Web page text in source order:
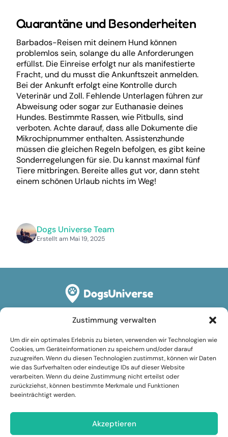
Zustimmung verwalten
Um dir ein optimales Erlebnis zu bieten, verwenden wir Technologien wie
Cookies, um Geräteinformationen zu speichern und/oder darauf
zuzugreifen. Wenn du diesen Technologien zustimmst, können wir Daten
wie das Surfverhalten oder eindeutige IDs auf dieser Website
verarbeiten. Wenn du deine Zustimmung nicht erteilst oder
zurückziehst, können bestimmte Merkmale und Funktionen
beeinträchtigt werden.
Akzeptieren
Dogs Universe Team
Erstellt am Mai 19, 2025
Quarantäne und Besonderheiten
Barbados-Reisen mit deinem Hund können
problemlos sein, solange du alle Anforderungen
erfüllst. Die Einreise erfolgt nur als manifestierte
Fracht, und du musst die Ankunftszeit anmelden.
Bei der Ankunft erfolgt eine Kontrolle durch
Veterinär und Zoll. Fehlende Unterlagen führen zur
Abweisung oder sogar zur Euthanasie deines
Hundes. Bestimmte Rassen, wie Pitbulls, sind
verboten. Achte darauf, dass alle Dokumente die
Mikrochipnummer enthalten. Assistenzhunde
müssen die gleichen Regeln befolgen, es gibt keine
Sonderregelungen für sie. Du kannst maximal fünf
Tiere mitbringen. Bereite alles gut vor, dann steht
einem schönen Urlaub nichts im Weg!
Impressum
Datenschutzerklärung
Cookie-Richtlinie (EU)
Nutzungsbedingungen
Folge uns